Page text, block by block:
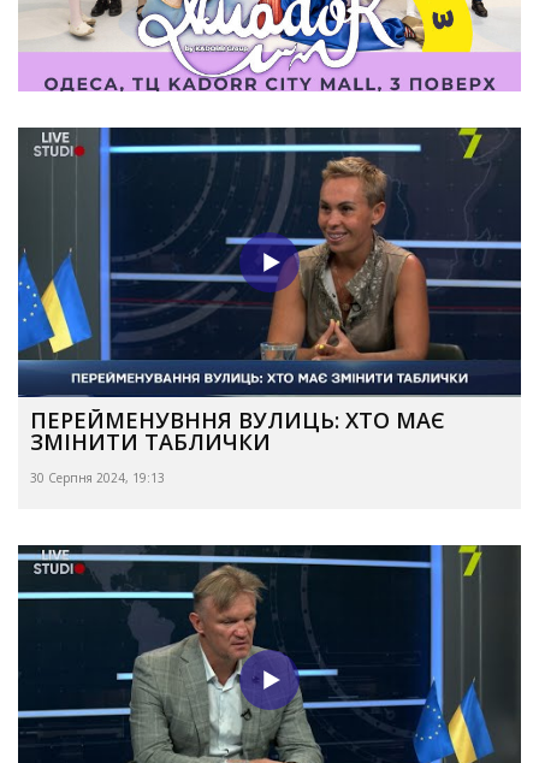
ПЕРЕЙМЕНУВННЯ ВУЛИЦЬ: ХТО МАЄ
ЗМІНИТИ ТАБЛИЧКИ
30 Серпня 2024, 19:13